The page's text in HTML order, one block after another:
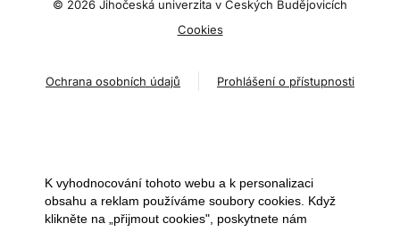
© 2026 Jihočeská univerzita v Českých Budějovicích
Cookies
Ochrana osobních údajů Prohlášení o přístupnosti
K vyhodnocování tohoto webu a k personalizaci
obsahu a reklam používáme soubory cookies. Když
klikněte na „přijmout cookies", poskytnete nám